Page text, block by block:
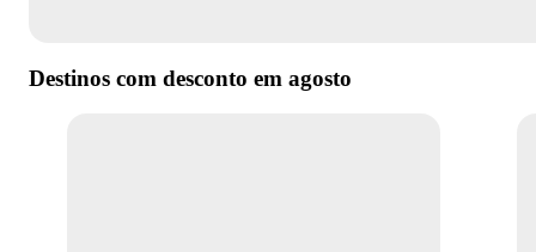
Destinos com desconto em agosto